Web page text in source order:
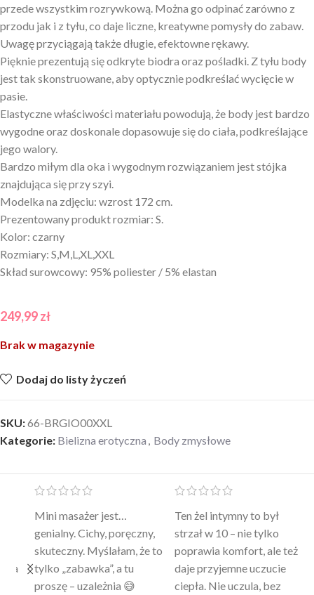
przede wszystkim rozrywkową. Można go odpinać zarówno z
przodu jak i z tyłu, co daje liczne, kreatywne pomysły do zabaw.
Uwagę przyciągają także długie, efektowne rękawy.
Pięknie prezentują się odkryte biodra oraz pośladki. Z tyłu body
jest tak skonstruowane, aby optycznie podkreślać wycięcie w
pasie.
Elastyczne właściwości materiału powodują, że body jest bardzo
wygodne oraz doskonale dopasowuje się do ciała, podkreślające
jego walory.
Bardzo miłym dla oka i wygodnym rozwiązaniem jest stójka
znajdująca się przy szyi.
Modelka na zdjęciu: wzrost 172 cm.
Prezentowany produkt rozmiar: S.
Kolor: czarny
Rozmiary: S,M,L,XL,XXL
Skład surowcowy: 95% poliester / 5% elastan
249,99zł
Brak w magazynie
Dodaj do listy życzeń
SKU:66-BRGIO00XXL
Kategorie: Bielizna erotyczna , Body zmysłowe
Mini masażer jest…
genialny. Cichy, poręczny,
skuteczny. Myślałam, że to
tylko „zabawka”, a tu
proszę – uzależnia 😅
Ten żel intymny to był
strzał w 10 – nie tylko
poprawia komfort, ale też
daje przyjemne uczucie
ciepła. Nie uczula, bez